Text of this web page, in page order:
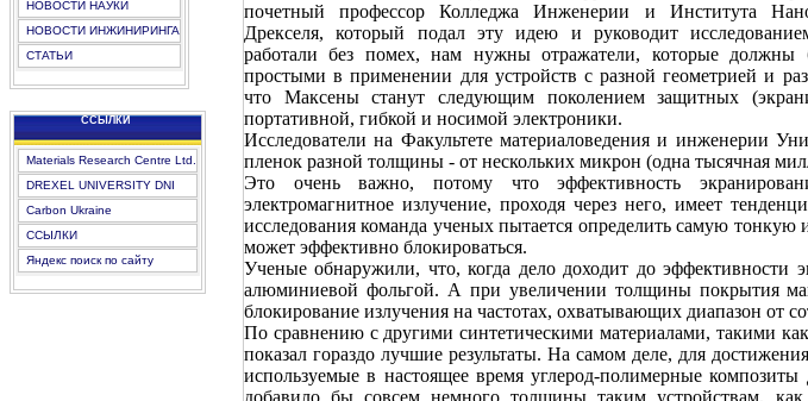
НОВОСТИ НАУКИ
НОВОСТИ ИНЖИНИРИНГА
СТАТЬИ
CCЫЛКИ
Materials Research Centre Ltd.
DREXEL UNIVERSITY DNI
Carbon Ukraine
ССЫЛКИ
Яндекс поиск по сайту
почетный профессор Колледжа Инженерии и Института
Дрекселя, который подал эту идею и руководит
работали без помех, нам нужны отражатели, которые
простыми в применении для устройств с разной геометрией и
что Максены станут следующим поколением защитных
портативной, гибкой и носимой электроники.
Исследователи на Факультете материаловедения и инженерии
пленок разной толщины - от нескольких микрон (одна тысячная
Это очень важно, потому что эффективность
электромагнитное излучение, проходя через него, имеет
исследования команда ученых пытается определить самую
может эффективно блокироваться.
Ученые обнаружили, что, когда дело доходит до эффективности
алюминиевой фольгой. А при увеличении толщины покрытия
блокирование излучения на частотах, охватывающих диапазон от
По сравнению с другими синтетическими материалами, такими
показал гораздо лучшие результаты. На самом деле, для
используемые в настоящее время углерод-полимерные
добавило бы совсем немного толщины таким устройствам,